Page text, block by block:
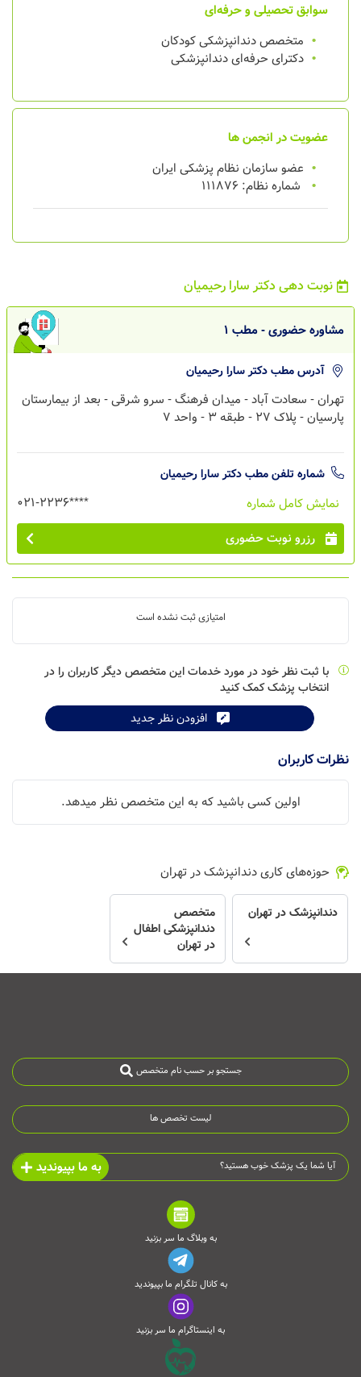
سوابق تحصیلی و حرفه‌ای
متخصص دندانپزشکی کودکان
دکترای حرفه‌ای دندانپزشکی
عضویت در انجمن ها
عضو سازمان نظام پزشکی ایران
شماره نظام: 111876
نوبت دهی دکتر سارا رحیمیان
مشاوره حضوری - مطب 1
آدرس مطبدکتر سارا رحیمیان
تهران - سعادت آباد - میدان فرهنگ - سرو شرقی - بعد از بیمارستان
پارسیان - پلاک 27 - طبقه 3 - واحد 7
شماره تلفن مطبدکتر سارا رحیمیان
نمایش کامل شماره
021-2236****
رزرو نوبت حضوری
امتیازی ثبت نشده است
با ثبت نظر خود در مورد خدمات این متخصص دیگر کاربران را در
انتخاب پزشک کمک کنید
افزودن نظر جدید
نظرات کاربران
اولین کسی باشید که به این متخصص نظر میدهد.
حوزه‌های کاری دندانپزشک در تهران
دندانپزشک در تهران
متخصص
دندانپزشکی اطفال
در تهران
جستجو بر حسب نام متخصص
لیست تخصص ها
آیا شما یک پزشک خوب هستید؟ به ما بپیوندید
به وبلاگ ما سر بزنید
به کانال تلگرام ما بپیوندید
به اینستاگرام ما سر بزنید